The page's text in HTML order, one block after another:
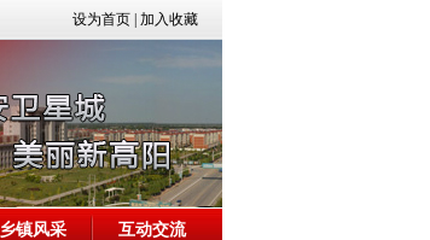
设为首页 加入收藏
乡镇风采 互动交流